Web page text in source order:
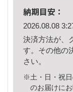
納期目安：
2026.08.08
決済方法が、
す。その他の
さい。
※土・日・祝
のお届けに